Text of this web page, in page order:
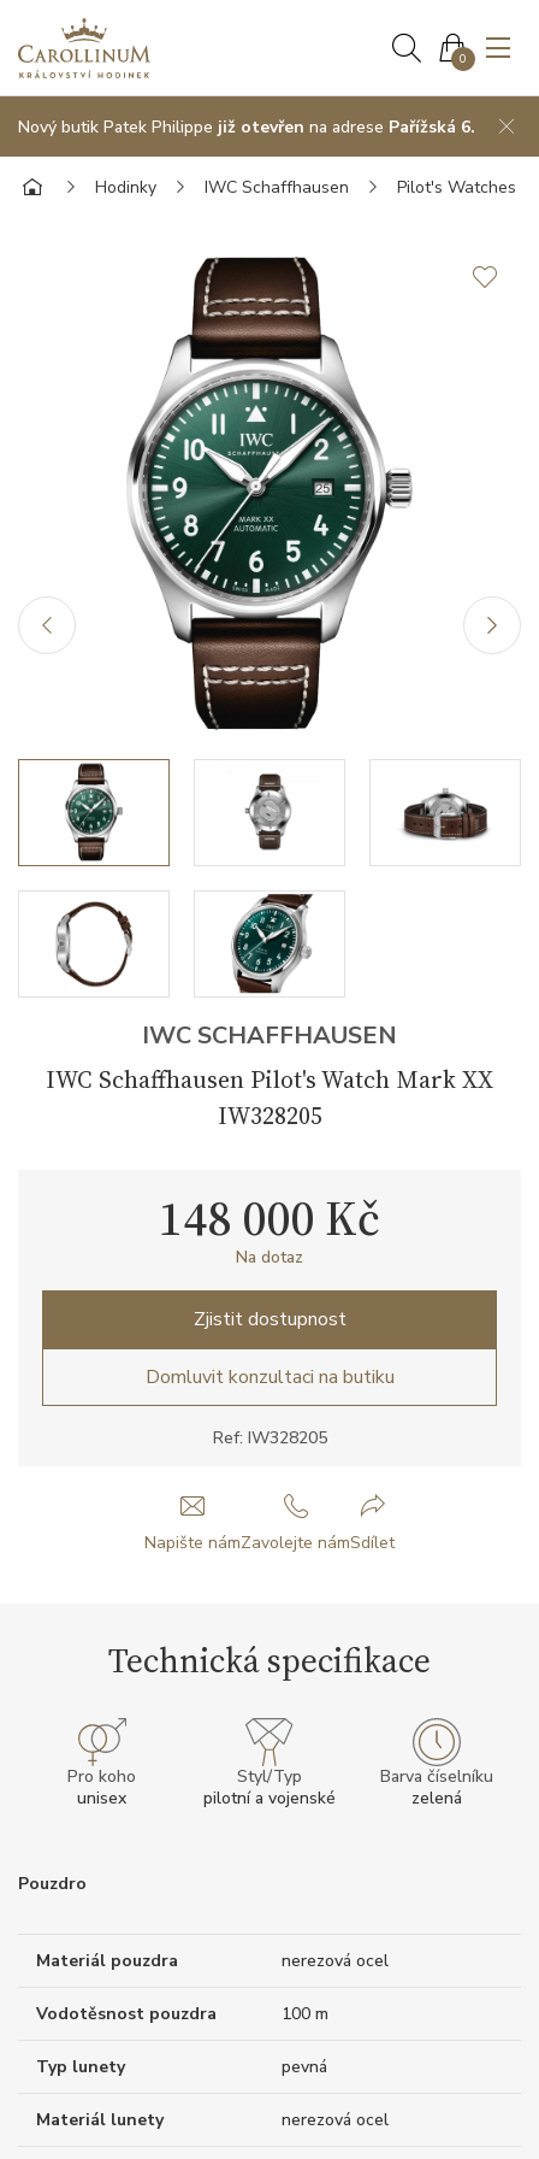
0
Nový butik Patek Philippe již otevřen na adrese Pařížská 6.
Hodinky IWC Schaffhausen Pilot's Watches
IWC SCHAFFHAUSEN
IWC Schaffhausen Pilot's Watch Mark XX
IW328205
Ref: IW328205
148 000 Kč
Na dotaz
Zjistit dostupnost
Domluvit konzultaci na butiku
Napište námZavolejte námSdílet
Technická specifikace
Pro koho
unisex
Styl/Typ
pilotní a vojenské
Barva číselníku
zelená
Pouzdro
Materiál pouzdra nerezová ocel
Vodotěsnost pouzdra 100 m
Typ lunety pevná
Materiál lunety nerezová ocel